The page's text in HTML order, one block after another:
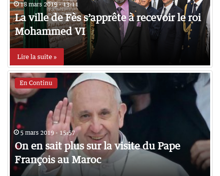
18 mars 2019 - 13:11
La ville de Fès s’apprête à recevoir le roi
Mohammed VI
Lire la suite »
En Continu
5 mars 2019 - 15:57
On en sait plus sur la visite du Pape
François au Maroc